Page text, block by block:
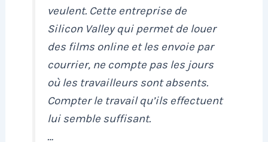
veulent. Cette entreprise de
Silicon Valley qui permet de louer
des films online et les envoie par
courrier, ne compte pas les jours
où les travailleurs sont absents.
Compter le travail qu’ils effectuent
lui semble suffisant.
…